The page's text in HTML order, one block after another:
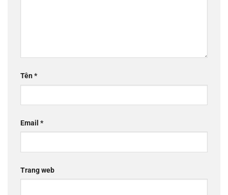
Tên*
Email *
Trang web